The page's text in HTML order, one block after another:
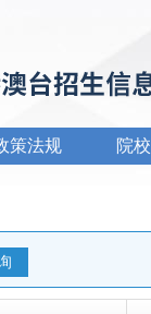
策法规 院